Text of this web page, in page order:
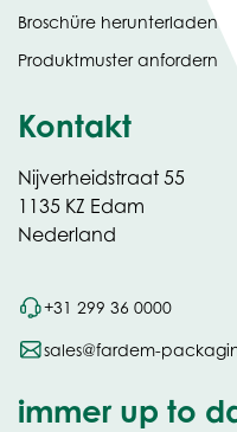
Broschüre herunterladen
in
Produktmuster anfordern
Kontakt
Nijverheidstraat 55
1135 KZ Edam
Nederland
+31 299 36 0000
sales@fardem-
immer up to